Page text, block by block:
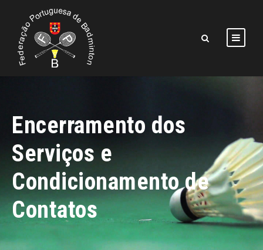
Encerramento dos
Serviços e
Condicionamento de
Contatos